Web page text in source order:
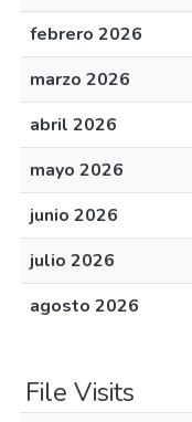
febrero 2026
marzo 2026
abril 2026
mayo 2026
junio 2026
julio 2026
agosto 2026
File Visits